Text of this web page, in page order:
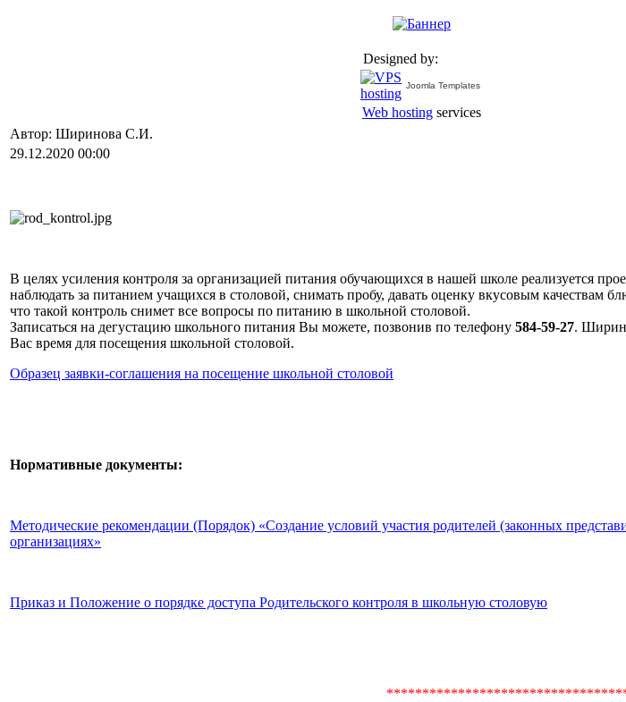
Designed by:
Joomla Templates
Web hosting services
Автор: Ширинова С.И.
29.12.2020 00:00
В целях усиления контроля за организацией питания обучающихся в нашей школе реализуется
наблюдать за питанием учащихся в столовой, снимать пробу, давать оценку вкусовым
что такой контроль снимет все вопросы по питанию в школьной столовой.
Записаться на дегустацию школьного питания Вы можете, позвонив по телефону 584-59-27.
Вас время для посещения школьной столовой.
Образец заявки-соглашения на посещение школьной столовой
Нормативные документы:
Методические рекомендации (Порядок) «Создание условий участия родителей (законных
организациях»
Приказ и Положение о порядке доступа Родительского контроля в школьную столовую